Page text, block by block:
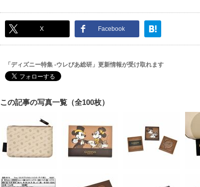
X Facebook
「ディズニー特集 -ウレぴあ総研」更新情報が受け取れます
この記事の写真一覧（全100枚）